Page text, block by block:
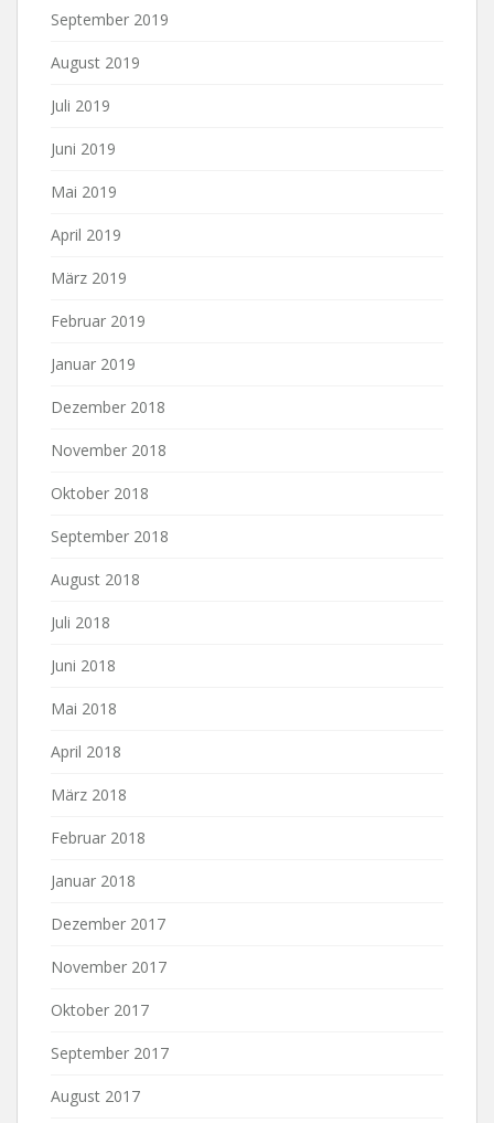
September 2019
August 2019
Juli 2019
Juni 2019
Mai 2019
April 2019
März 2019
Februar 2019
Januar 2019
Dezember 2018
November 2018
Oktober 2018
September 2018
August 2018
Juli 2018
Juni 2018
Mai 2018
April 2018
März 2018
Februar 2018
Januar 2018
Dezember 2017
November 2017
Oktober 2017
September 2017
August 2017